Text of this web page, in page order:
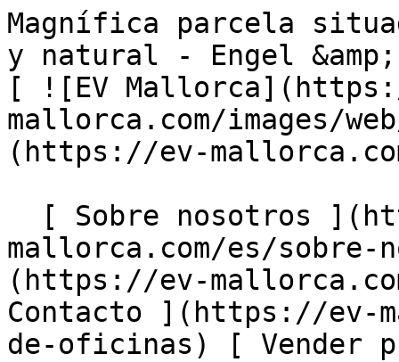
Magnífica parcela situada en un entorno tranquilo y natural - Engel &amp; Völkers Mallorca                [ ![EV Mallorca](https://cdn.ev-mallorca.com/images/web/EV_Logo_RGB.svg) ](https://ev-mallorca.com/es)  Mallorca  

  [ Sobre nosotros ](https://ev-mallorca.com/es/sobre-nosotros) [ Sobre Mallorca ](https://ev-mallorca.com/es/sobre-mallorca) [ Contacto ](https://ev-mallorca.com/es/ubicaciones-de-oficinas) [ Vender propiedad ](https://ev-mallorca.com/es/vender-propiedad-mallorca) [    Mi cuenta  ](https://ev-mallorca.com/es/mi-cuenta)   Español       [ English ](https://ev-mallorca.com/en/mallorca-property/unique-plot-of-land-in-a-tranquil-setting-W-02Y2DP)    [ Deutsch ](https://ev-mallorca.com/de/mallorca-immobilie/wunderschones-grundstuck-in-einer-ruhigen-und-naturlichen-umgebung-W-02Y2DP)   [ Català ](https://ev-mallorca.com/ca/immoble-mallorca/una-magnifica-parcella-situada-en-un-entorn-natural-i-tranquil-W-02Y2DP)   [ Svenska ](https://ev-mallorca.com/sv/mallorca-fastighet/vacker-fastighet-i-en-lugn-och-naturlig-miljo-W-02Y2DP)   [ Français ](https://ev-mallorca.com/fr/bien-majorque/magnifique-terrain-situe-dans-un-environnement-calme-et-naturel-W-02Y2DP)   [ Polski ](https://ev-mallorca.com/pl/nieruchomosc-majorce/piekna-nieruchomosc-w-cichym-i-naturalnym-otoczeniu-W-02Y2DP)   [ Italiano ](https://ev-mallorca.com/it/immobili-maiorca/bella-proprieta-in-un-ambiente-tranquillo-e-naturale-W-02Y2DP)   [ Dutch ](https://ev-mallorca.com/nl/mallorca-eigendom/prachtig-landgoed-in-een-rustige-en-natuurlijke-omgeving-W-02Y2DP)   [ Русский ](https://ev-mallorca.com/ru/nedvizhimost-mayorka/prekrasnoe-pomeste-v-tixom-i-estestvennom-meste-W-02Y2DP)   [ Dansk ](https://ev-mallorca.com/da/mallorca-ejendom/unik-grund-i-rolige-omgivelser-W-02Y2DP)   

  Comprar  [ Todas las propiedades ](https://ev-mallorca.com/es/inmobiliaria-mallorca?contract_type=0) [ Casa ](https://ev-mallorca.com/es/inmobiliaria-mallorca?contract_type=0&type%5B0%5D=0) [ Finca ](https://ev-mallorca.com/es/inmobiliaria-mallorca?contract_type=0&type%5B0%5D=1) [ Apartamento ](https://ev-mallorca.com/es/inmobiliaria-mallorca?contract_type=0&type%5B0%5D=2) [ Ático ](https://ev-mallorca.com/es/inmobiliaria-mallorca?contract_type=0&type%5B0%5D=5) [ Solares ](https://ev-mallorca.com/es/inmobiliaria-mallorca?contract_type=0&type%5B0%5D=3) [ Obra nueva ](https://ev-mallorca.com/es/inmobiliaria-mallorca?contract_type=0&type%5B0%5D=development) 

  Alquilar  [ Todas las propiedades ](https://ev-mallorca.com/es/inmobiliaria-mallorca?contract_type=1) [ Casa ](https://ev-mallorca.com/es/inmobiliaria-mallorca?contract_type=1&type%5B0%5D=0) [ Finca ](https://ev-mallorca.com/es/inmobiliaria-mallorca?contract_type=1&type%5B0%5D=1) [ Apartamento ](https://ev-mallorca.com/es/inmobiliaria-mallorca?contract_type=1&type%5B0%5D=2) [ Ático ](https://ev-mallorca.com/es/inmobiliaria-mallorca?contract_type=1&type%5B0%5D=5) 

  Alquiler Vacacional  [ Todas las propiedades ](https://ev-mallorca.com/es/alquiler-vacacional) [ Casa ](https://ev-mallorca.com/es/alquiler-vacacional?type%5B0%5D=0) [ Finca ](https://ev-mallorca.com/es/alquiler-vacacional?type%5B0%5D=1) [ Apartamento ](https://ev-mallorca.com/es/alquiler-vacacional?type%5B0%5D=2) [ Ático ](https://ev-mallorca.com/es/alquiler-vacacional?type%5B0%5D=5) 

  Comercial  [ Todas las propiedades ](https://ev-mallorca.com/es/propiedades-comerciales) [ Agricultura y bosques ](https://ev-mallorca.com/es/propiedades-comerciales?type%5B0%5D=6) [ Hotel ](https://ev-mallorca.com/es/propiedades-comerciales?type%5B0%5D=7) [ Industria ](https://ev-mallorca.com/es/propiedades-comerciales?type%5B0%5D=8) [ Inversión ](https://ev-mallorca.com/es/propiedades-comerciales?type%5B0%5D=9) [ Gastronomía ](https://ev-mallorca.com/es/propiedades-comerciales?type%5B0%5D=10) [ Solares ](https://ev-mallorca.com/es/propiedades-comerciales?type%5B0%5D=11) [ Oficina ](https://ev-mallorca.com/es/propiedades-comerciales?type%5B0%5D=12) [ Otros ](https://ev-mallorca.com/es/propiedades-comerciales?type%5B0%5D=13) [ Tienda ](https://ev-mallorca.com/es/propiedades-comerciales?type%5B0%5D=14) 

 [ Obra nueva ](https://ev-mallorca.com/es/obra-nueva-mallorca) 

     Español       [ English ](https://ev-mallorca.com/en/mallorca-property/unique-plot-of-land-in-a-tranquil-setting-W-02Y2DP)    [ Deutsch ](https://ev-mallorca.com/de/mallorca-immobilie/wunderschones-grundstuck-in-einer-ruhigen-und-naturlichen-umgebung-W-02Y2DP)   [ Català ](https://ev-mallorca.com/ca/immoble-mallorca/una-magnifica-parcella-situada-en-un-entorn-